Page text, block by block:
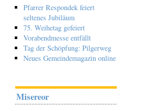
Pfarrer Respondek feiert
seltenes Jubiläum
75. Weihetag gefeiert
Vorabendmesse entfällt
Tag der Schöpfung: Pilgerweg
Neues Gemeindemagazin online
Misereor